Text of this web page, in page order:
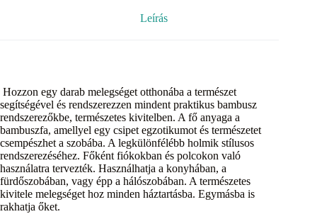
Leírás
Hozzon egy darab melegséget otthonába a természet
segítségével és rendszerezzen mindent praktikus bambusz
rendszerezőkbe, természetes kivitelben. A fő anyaga a
bambuszfa, amellyel egy csipet egzotikumot és természetet
csempészhet a szobába. A legkülönfélébb holmik stílusos
rendszerezéséhez. Főként fiókokban és polcokon való
használatra tervezték. Használhatja a konyhában, a
fürdőszobában, vagy épp a hálószobában. A természetes
kivitele melegséget hoz minden háztartásba. Egymásba is
rakhatja őket.